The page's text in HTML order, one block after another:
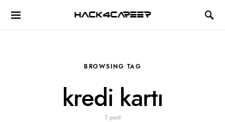
Hack4Career
BROWSING TAG
kredi kartı
1 post